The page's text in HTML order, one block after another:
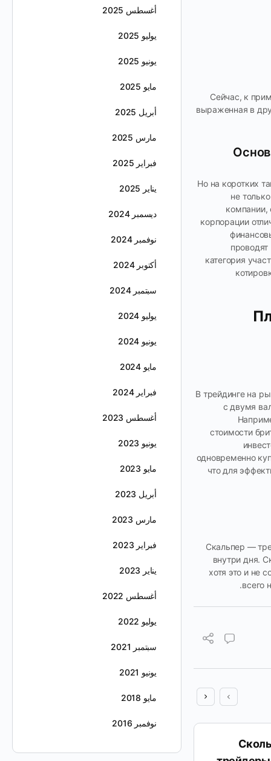
Сейчас, к
выраженная в
Но на коротких
не
компании,
корпорации
категория
В трейдинге на
с двумя
стоимости
одновременно
что для
Скальпер —
внутри дня.
хотя это и не
всего
أغسطس 2025
يوليو 2025
يونيو 2025
مايو 2025
أبريل 2025
مارس 2025
فبراير 2025
يناير 2025
ديسمبر 2024
نوفمبر 2024
أكتوبر 2024
سبتمبر 2024
يوليو 2024
يونيو 2024
مايو 2024
فبراير 2024
أغسطس 2023
يونيو 2023
مايو 2023
أبريل 2023
مارس 2023
فبراير 2023
يناير 2023
أغسطس 2022
يوليو 2022
سبتمبر 2021
يونيو 2021
مايو 2018
نوفمبر 2016